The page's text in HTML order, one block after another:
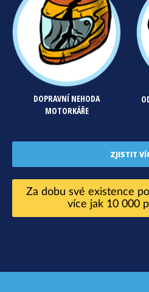
DOPRAVNÍ NEHODA
MOTORKÁŘE
ZJISTIT
Za dobu své existence
více jak 10 000